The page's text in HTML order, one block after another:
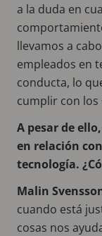
a la duda en
llevamos a
empleados en
conducta, lo
cumplir con los
A pesar de
en relación
tecnología.
Malin
cuando está
cosas nos